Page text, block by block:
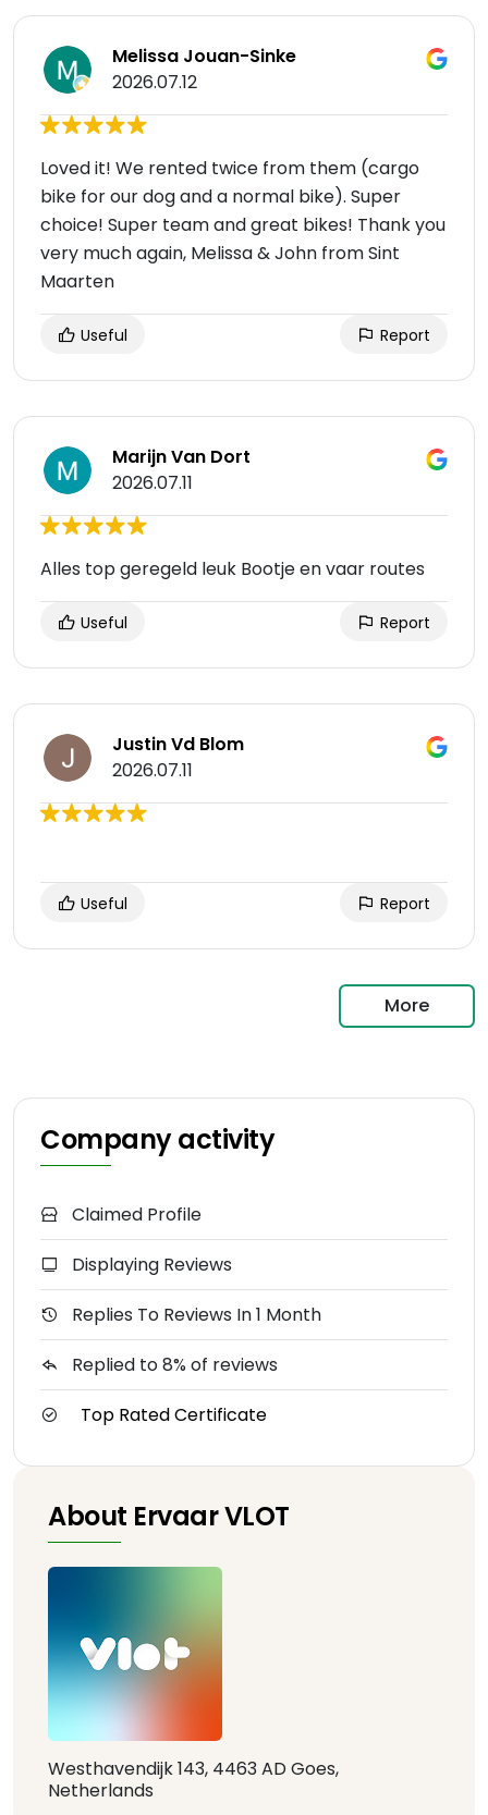
Melissa Jouan-Sinke
2026.07.12
Loved it! We rented twice from them (cargo
bike for our dog and a normal bike). Super
choice! Super team and great bikes! Thank you
very much again, Melissa & John from Sint
Maarten
Useful Report
Marijn Van Dort
2026.07.11
Alles top geregeld leuk Bootje en vaar routes
Useful Report
Justin Vd Blom
2026.07.11
Useful Report
More
Company activity
Claimed Profile
Displaying Reviews
Replies To Reviews In 1 Month
Replied to 8% of reviews
Top Rated Certificate
About Ervaar VLOT
Westhavendijk 143, 4463 AD Goes,
Netherlands